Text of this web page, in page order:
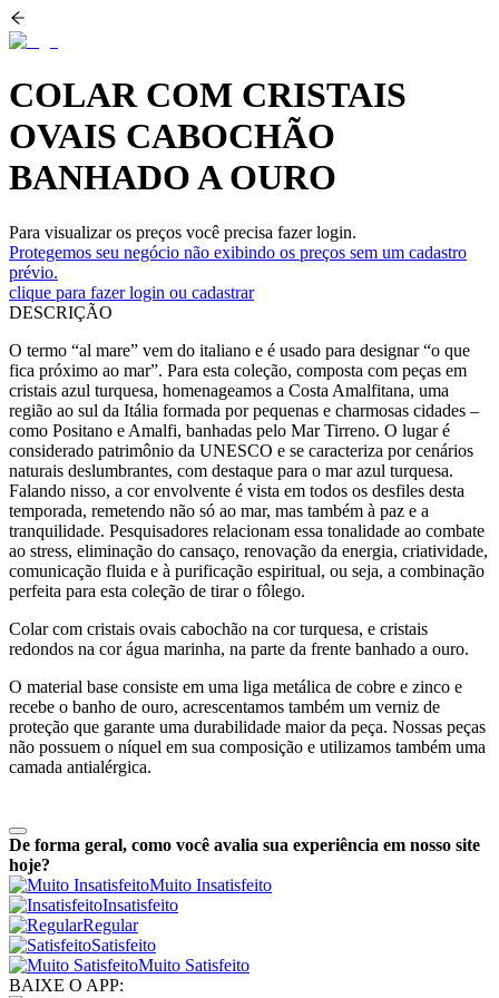
COLAR COM CRISTAIS
OVAIS CABOCHÃO
BANHADO A OURO
Para visualizar os preços você precisa fazer login.
Protegemos seu negócio não exibindo os preços sem um cadastro
prévio.
clique para fazer login ou cadastrar
DESCRIÇÃO
O termo “al mare” vem do italiano e é usado para designar “o que
fica próximo ao mar”. Para esta coleção, composta com peças em
cristais azul turquesa, homenageamos a Costa Amalfitana, uma
região ao sul da Itália formada por pequenas e charmosas cidades –
como Positano e Amalfi, banhadas pelo Mar Tirreno. O lugar é
considerado patrimônio da UNESCO e se caracteriza por cenários
naturais deslumbrantes, com destaque para o mar azul turquesa.
Falando nisso, a cor envolvente é vista em todos os desfiles desta
temporada, remetendo não só ao mar, mas também à paz e a
tranquilidade. Pesquisadores relacionam essa tonalidade ao combate
ao stress, eliminação do cansaço, renovação da energia, criatividade,
comunicação fluida e à purificação espiritual, ou seja, a combinação
perfeita para esta coleção de tirar o fôlego.
Colar com cristais ovais cabochão na cor turquesa, e cristais
redondos na cor água marinha, na parte da frente banhado a ouro.
O material base consiste em uma liga metálica de cobre e zinco e
recebe o banho de ouro, acrescentamos também um verniz de
proteção que garante uma durabilidade maior da peça. Nossas peças
não possuem o níquel em sua composição e utilizamos também uma
camada antialérgica.
De forma geral, como você avalia sua experiência em nosso site
hoje?
Muito Insatisfeito
Insatisfeito
Regular
Satisfeito
Muito Satisfeito
BAIXE O APP: